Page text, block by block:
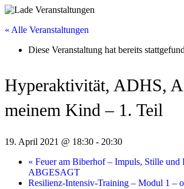
« Alle Veranstaltungen
Diese Veranstaltung hat bereits
Hyperaktivität, ADHS,
meinem Kind – 1. Teil
19. April 2021 @ 18:30 - 20:30
« Feuer am Biberhof – Impuls, Stille und
ABGESAGT
Resilienz-Intensiv-Training – Modul 1 –